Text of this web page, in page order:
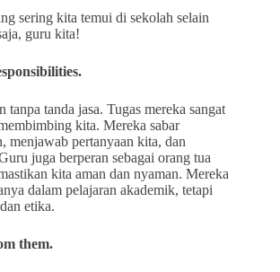
sering kita temui di sekolah selain
guru kita!
tanpa tanda jasa. Tugas mereka sangat
kita. Mereka sabar
menjawab pertanyaan kita, dan
juga berperan sebagai orang tua
kita aman dan nyaman. Mereka
dalam pelajaran akademik, tetapi
etika.
them.